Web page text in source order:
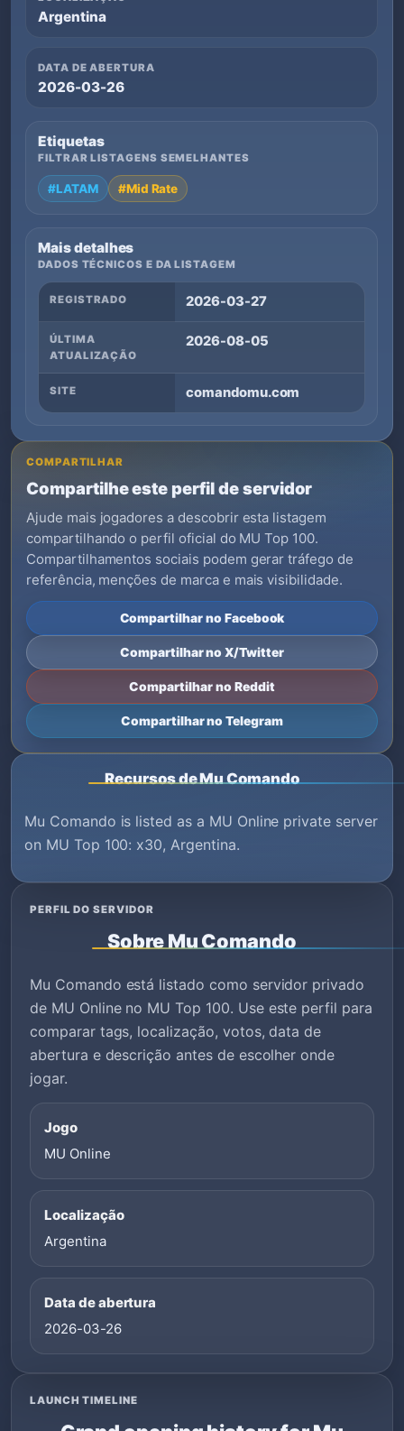
Argentina
DATA DE ABERTURA
2026-03-26
Etiquetas
FILTRAR LISTAGENS SEMELHANTES
#LATAM #Mid Rate
Mais detalhes
DADOS TÉCNICOS E DA LISTAGEM
REGISTRADO 2026-03-27
ÚLTIMA
ATUALIZAÇÃO
2026-08-05
SITE comandomu.com
COMPARTILHAR
Compartilhe este perfil de servidor
Ajude mais jogadores a descobrir esta listagem
compartilhando o perfil oficial do MU Top 100.
Compartilhamentos sociais podem gerar tráfego de
referência, menções de marca e mais visibilidade.
Compartilhar no Facebook
Compartilhar no X/Twitter
Compartilhar no Reddit
Compartilhar no Telegram
Recursos de Mu Comando
Mu Comando is listed as a MU Online private server
on MU Top 100: x30, Argentina.
PERFIL DO SERVIDOR
Sobre Mu Comando
Mu Comando está listado como servidor privado
de MU Online no MU Top 100. Use este perfil para
comparar tags, localização, votos, data de
abertura e descrição antes de escolher onde
jogar.
Jogo
MU Online
Localização
Argentina
Data de abertura
2026-03-26
LAUNCH TIMELINE